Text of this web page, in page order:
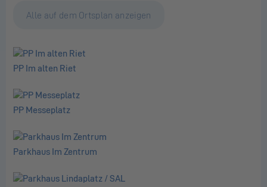
Alle auf dem Ortsplan anzeigen
PP Im alten Riet
PP Messeplatz
Parkhaus Im Zentrum